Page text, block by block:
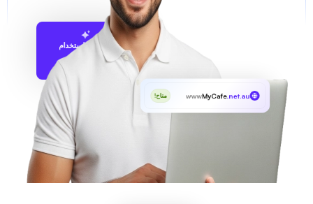
الاقتراح باستخدام
wwwMyCafe.net.au متاح!